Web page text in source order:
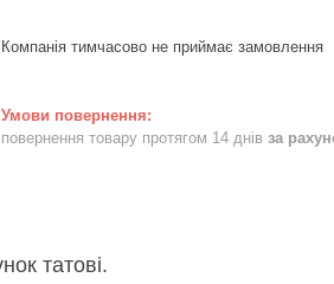
Компанія тимчасово не приймає замовлення
повернення товару протягом 14 днів за
татові.